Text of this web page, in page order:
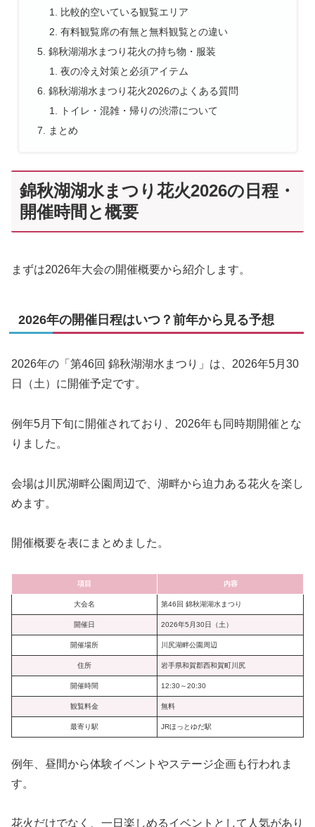
比較的空いている観覧エリア
有料観覧席の有無と無料観覧との違い
錦秋湖湖水まつり花火の持ち物・服装
夜の冷え対策と必須アイテム
錦秋湖湖水まつり花火2026のよくある質問
トイレ・混雑・帰りの渋滞について
まとめ
錦秋湖湖水まつり花火2026の日程・
開催時間と概要
まずは2026年大会の開催概要から紹介します。
2026年の開催日程はいつ？前年から見る予想
2026年の「第46回 錦秋湖湖水まつり」は、2026年5月30
日（土）に開催予定です。
例年5月下旬に開催されており、2026年も同時期開催とな
りました。
会場は川尻湖畔公園周辺で、湖畔から迫力ある花火を楽し
めます。
開催概要を表にまとめました。
項目 内容
大会名 第46回 錦秋湖湖水まつり
開催日 2026年5月30日（土）
開催場所 川尻湖畔公園周辺
住所 岩手県和賀郡西和賀町川尻
開催時間 12:30～20:30
観覧料金 無料
最寄り駅 JRほっとゆだ駅
例年、昼間から体験イベントやステージ企画も行われま
す。
花火だけでなく、一日楽しめるイベントとして人気があり